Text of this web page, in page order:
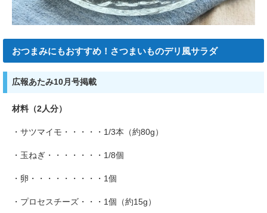
おつまみにもおすすめ！さつまいものデリ風サラダ
広報あたみ10月号掲載
材料（2人分）
・サツマイモ・・・・・1/3本（約80g）
・玉ねぎ・・・・・・・1/8個
・卵・・・・・・・・・1個
・プロセスチーズ・・・1個（約15g）